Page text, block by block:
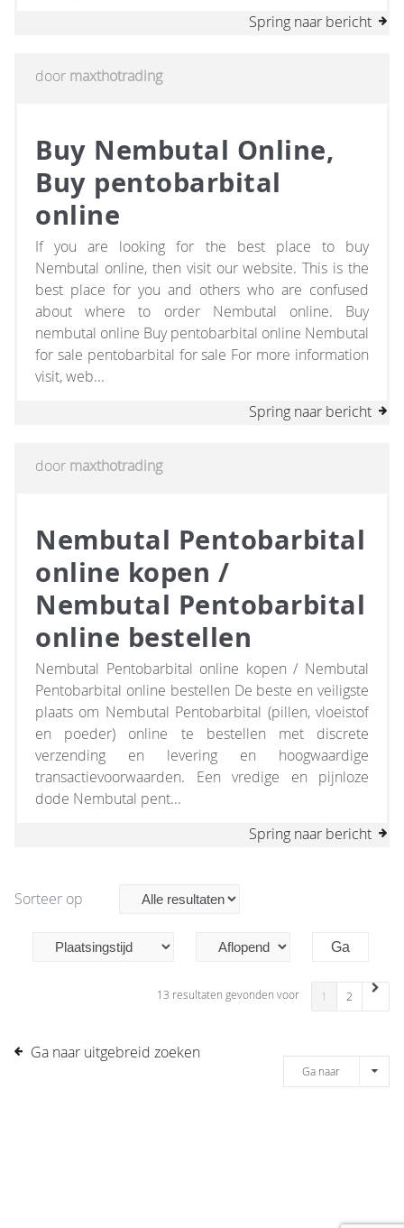
Spring naar bericht
door maxthotrading
Buy Nembutal Online,
Buy pentobarbital
online
If you are looking for the best place to buy
Nembutal online, then visit our website. This is the
best place for you and others who are confused
about where to order Nembutal online. Buy
nembutal online Buy pentobarbital online Nembutal
for sale pentobarbital for sale For more information
visit, web...
Spring naar bericht
door maxthotrading
Nembutal Pentobarbital
online kopen /
Nembutal Pentobarbital
online bestellen
Nembutal Pentobarbital online kopen / Nembutal
Pentobarbital online bestellen De beste en veiligste
plaats om Nembutal Pentobarbital (pillen, vloeistof
en poeder) online te bestellen met discrete
verzending en levering en hoogwaardige
transactievoorwaarden. Een vredige en pijnloze
dode Nembutal pent...
Spring naar bericht
Sorteer op
13 resultaten gevonden voor 1 2
Ga naar uitgebreid zoeken
Ga naar